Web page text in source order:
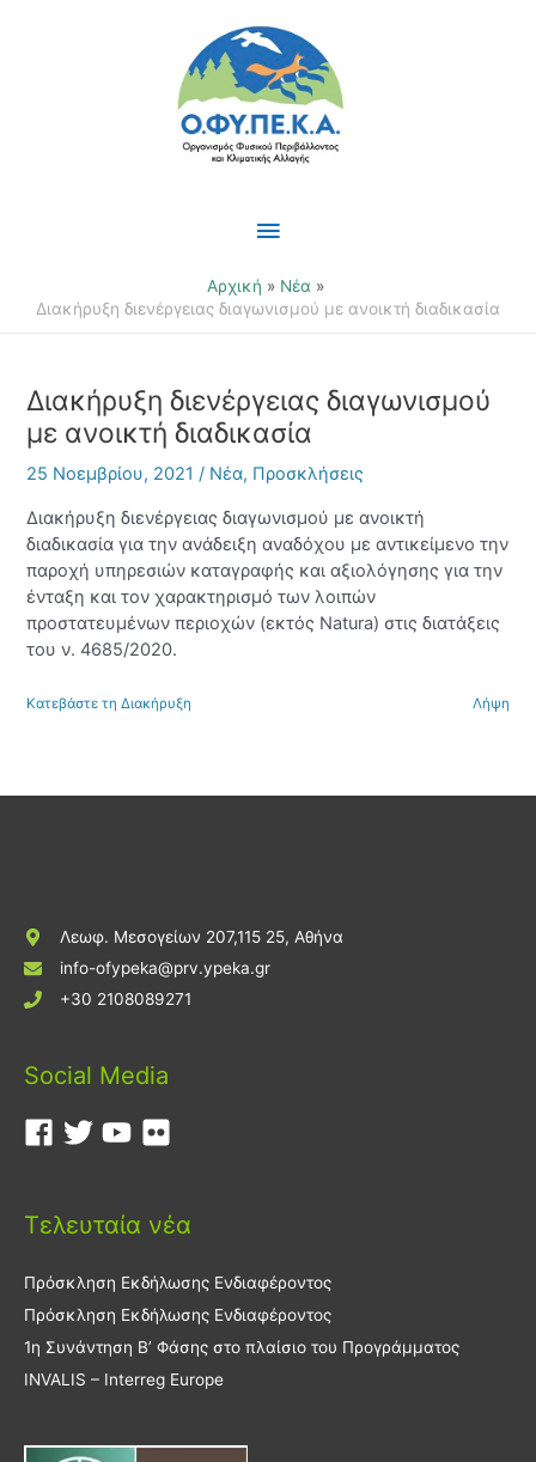
Κύριο
Μενού
Αρχική
Νέα
Διακήρυξη διενέργειας διαγωνισμού με ανοικτή διαδικασία
Διακήρυξη διενέργειας διαγωνισμού
με ανοικτή διαδικασία
25 Νοεμβρίου, 2021/ Νέα, Προσκλήσεις
Διακήρυξη διενέργειας διαγωνισμού με ανοικτή
διαδικασία για την ανάδειξη αναδόχου με αντικείμενο την
παροχή υπηρεσιών καταγραφής και αξιολόγησης για την
ένταξη και τον χαρακτηρισμό των λοιπών
προστατευμένων περιοχών (εκτός Natura) στις διατάξεις
του ν. 4685/2020.
Κατεβάστε τη Διακήρυξη Λήψη
Λεωφ. Μεσογείων 207,115 25, Αθήνα
info-ofypeka@prv.ypeka.gr
+30 2108089271
Social Media
Τελευταία νέα
Πρόσκληση Εκδήλωσης Ενδιαφέροντος
Πρόσκληση Εκδήλωσης Ενδιαφέροντος
1η Συνάντηση Β’ Φάσης στο πλαίσιο του Προγράμματος
INVALIS – Interreg Europe